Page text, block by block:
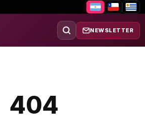
NEWSLETTER
404